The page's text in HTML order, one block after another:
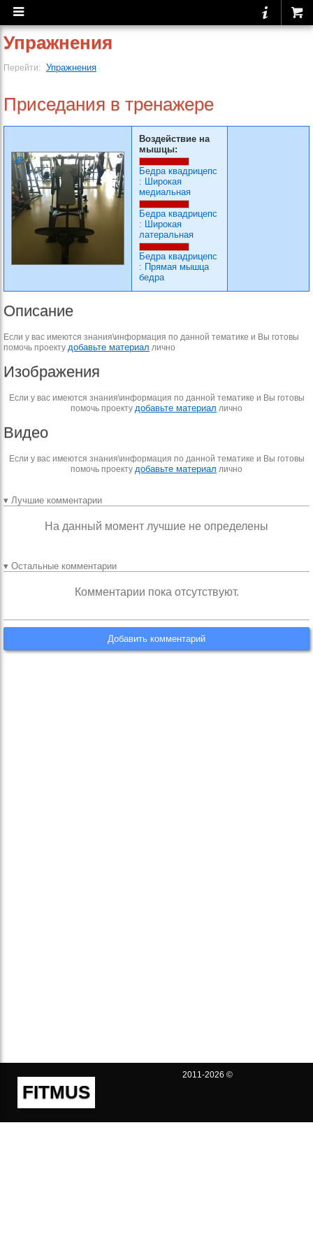
Упражнения
Перейти: Упражнения
Приседания в тренажере
Воздействие на
мышцы:
Бедра квадрицепс
: Широкая
медиальная
Бедра квадрицепс
: Широкая
латеральная
Бедра квадрицепс
: Прямая мышца
бедра
Описание
Если у вас имеются знания\информация по данной тематике и Вы готовы
помочь проекту добавьте материал лично
Изображения
Если у вас имеются знания\информация по данной тематике и Вы готовы
помочь проекту добавьте материал лично
Видео
Если у вас имеются знания\информация по данной тематике и Вы готовы
помочь проекту добавьте материал лично
▾ Лучшие комментарии
На данный момент лучшие не определены
▾ Остальные комментарии
Комментарии пока отсутствуют.
Добавить комментарий
FITMUS
2011-2026 ©